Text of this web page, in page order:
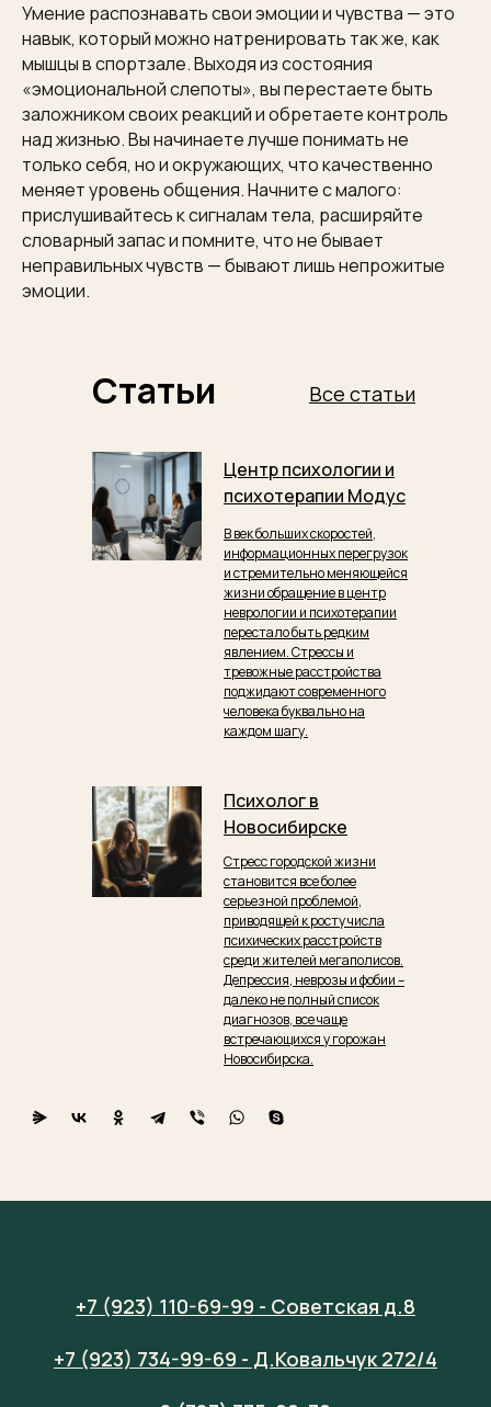
Умение распознавать свои эмоции и чувства — это
навык, который можно натренировать так же, как
мышцы в спортзале. Выходя из состояния
«эмоциональной слепоты», вы перестаете быть
заложником своих реакций и обретаете контроль
над жизнью. Вы начинаете лучше понимать не
только себя, но и окружающих, что качественно
меняет уровень общения. Начните с малого:
прислушивайтесь к сигналам тела, расширяйте
словарный запас и помните, что не бывает
неправильных чувств — бывают лишь непрожитые
эмоции.
В век больших скоростей,
информационных перегрузок
и стремительно меняющейся
жизни обращение в центр
неврологии и психотерапии
перестало быть редким
явлением. Стрессы и
тревожные расстройства
поджидают современного
человека буквально на
каждом шагу.
Центр психологии и
психотерапии Модус
Стресс городской жизни
становится все более
серьезной проблемой,
приводящей к росту числа
психических расстройств
среди жителей мегаполисов.
Депрессия, неврозы и фобии –
далеко не полный список
диагнозов, все чаще
встречающихся у горожан
Новосибирска.
Психолог в
Новосибирске
Статьи Все статьи
+7 (923) 110-69-99 - Советская д.8
+7 (923) 734-99-69 - Д.Ковальчук 272/4